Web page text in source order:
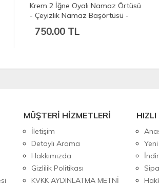
Örtüsü
-
Siyah 3 İğne Oyalı
- Çeyizlik Namaz
750.00 TL
MÜŞTERİ HİZMETLERİ
İletişim
Detaylı Arama
Hakkımızda
Gizlilik Politikası
KVKK AYDINLATMA METNİ
HIZLI